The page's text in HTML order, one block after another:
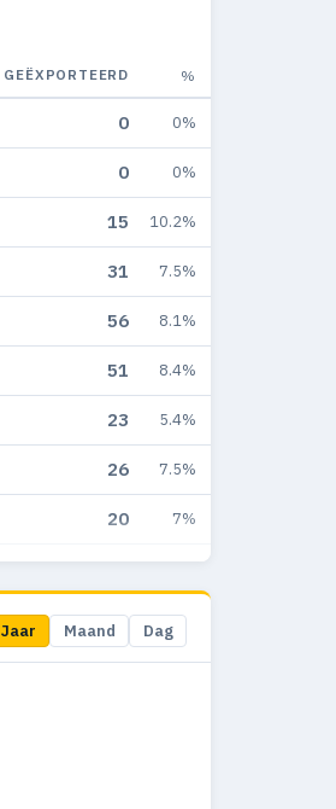
GEËXPORTEERD %
0 0%
0 0%
15 10.2%
31 7.5%
56 8.1%
51 8.4%
23 5.4%
26 7.5%
20 7%
15
7 3.4%
2 2.8%
Jaar Maand Dag